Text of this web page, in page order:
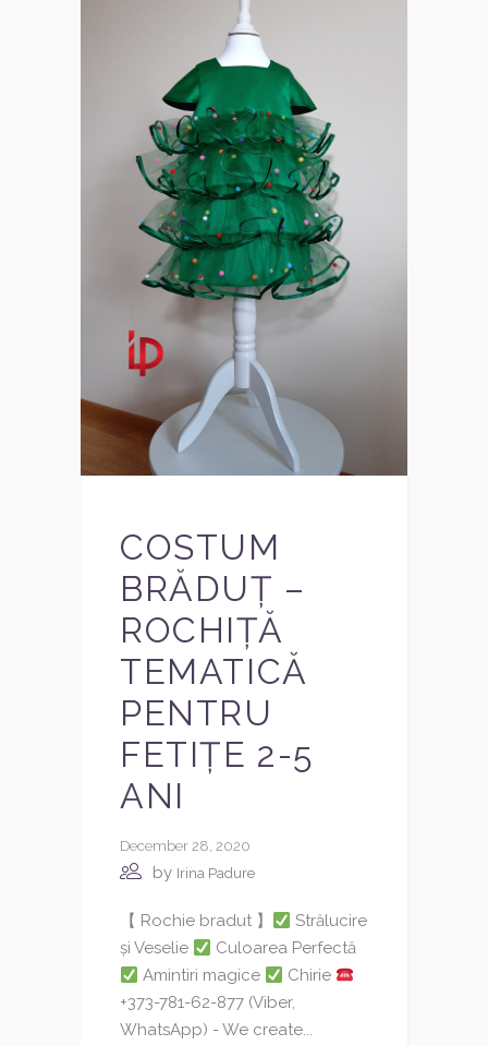
COSTUM
BRĂDUȚ –
ROCHIȚĂ
TEMATICĂ
PENTRU
FETIȚE 2-5
ANI
December 28, 2020
by Irina Padure
【 Rochie bradut 】
Strălucire
și Veselie
Culoarea Perfectă
Amintiri magice
Chirie
+373-781-62-877 (Viber,
WhatsApp) - We create...